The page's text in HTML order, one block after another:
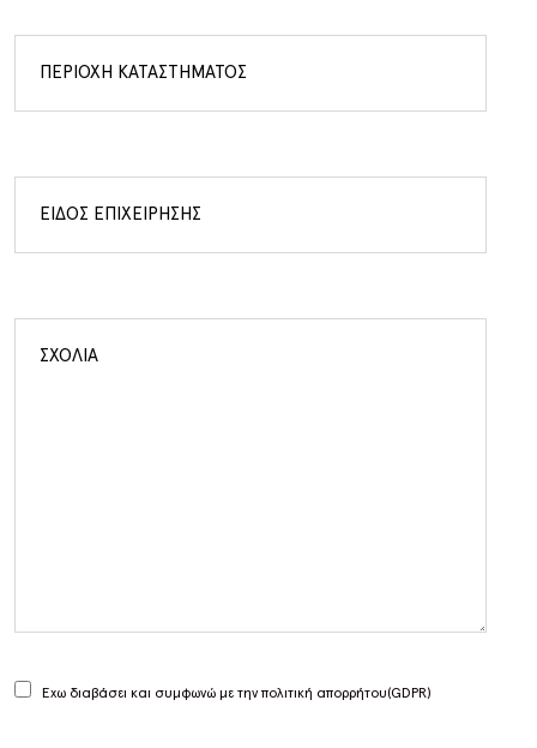
Έχω διαβάσει και συμφωνώ με τηνπολιτική απορρήτου(GDPR)